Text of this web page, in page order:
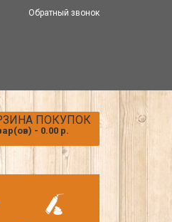
Обратный звонок
ПОКУПОК
- 0.00 р.